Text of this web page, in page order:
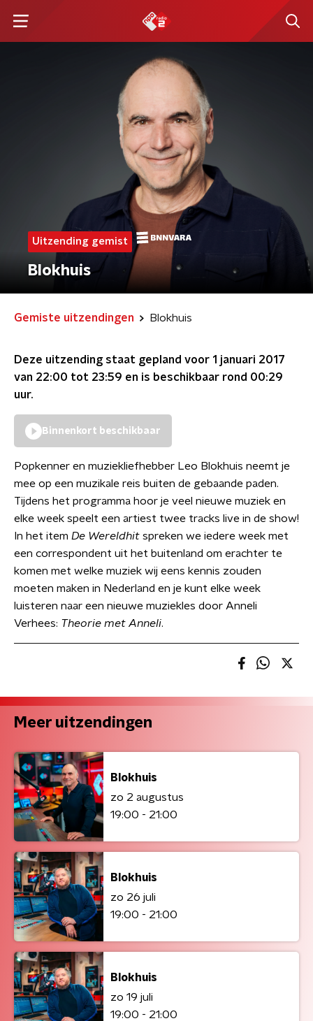
Uitzending gemist
Blokhuis
Gemiste uitzendingen Blokhuis
Deze uitzending staat gepland voor 1 januari 2017
van 22:00 tot 23:59 en is beschikbaar rond 00:29
uur.
Binnenkort beschikbaar
Popkenner en muziekliefhebber Leo Blokhuis neemt je
mee op een muzikale reis buiten de gebaande paden.
Tijdens het programma hoor je veel nieuwe muziek en
elke week speelt een artiest twee tracks live in de show!
In het item De Wereldhit spreken we iedere week met
een correspondent uit het buitenland om erachter te
komen met welke muziek wij eens kennis zouden
moeten maken in Nederland en je kunt elke week
luisteren naar een nieuwe muziekles door Anneli
Verhees: Theorie met Anneli.
Meer uitzendingen
Blokhuis
zo 2 augustus
19:00 - 21:00
Blokhuis
zo 26 juli
19:00 - 21:00
Blokhuis
zo 19 juli
19:00 - 21:00